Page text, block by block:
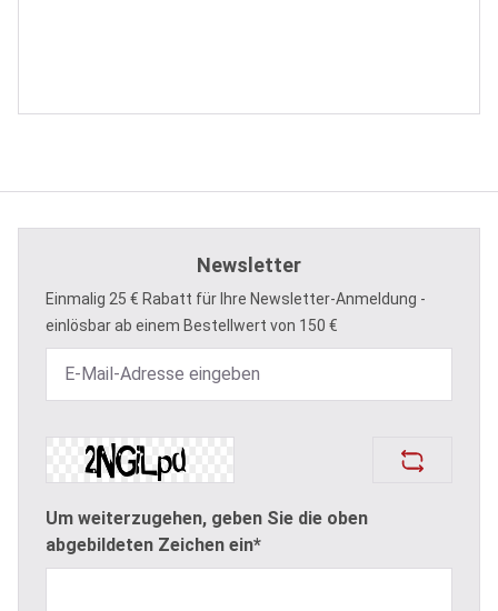
Newsletter
Einmalig 25 € Rabatt für Ihre Newsletter-Anmeldung -
einlösbar ab einem Bestellwert von 150 €
Um weiterzugehen, geben Sie die oben
abgebildeten Zeichen ein*